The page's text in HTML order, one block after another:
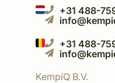
+31 488-
+31 488-
KempíQ B.V.